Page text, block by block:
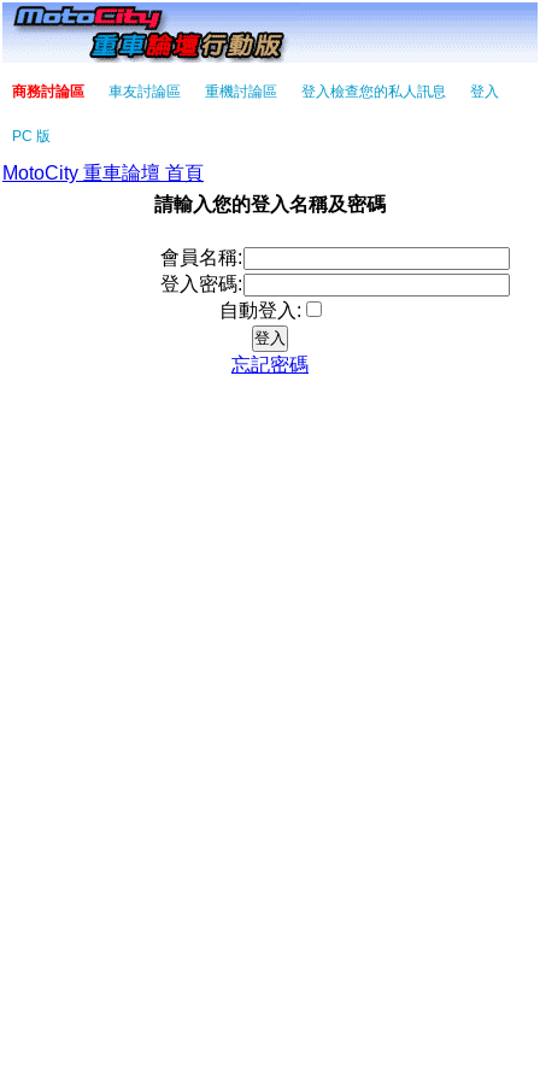
商務討論區 車友討論區 重機討論區 登入檢查您的私人訊息 登入
PC 版
MotoCity 重車論壇 首頁
請輸入您的登入名稱及密碼
會員名稱:
登入密碼:
自動登入:
忘記密碼